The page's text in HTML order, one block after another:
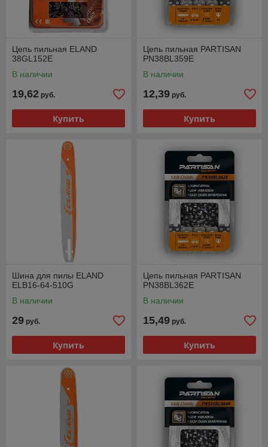
Цепь пильная ELAND
38GL152E
В наличии
19,62 руб.
Купить
Цепь пильная PARTISAN
PN38BL359E
В наличии
12,39 руб.
Купить
Шина для пилы ELAND
ELB16-64-510G
В наличии
29 руб.
Купить
Цепь пильная PARTISAN
PN38BL362E
В наличии
15,49 руб.
Купить